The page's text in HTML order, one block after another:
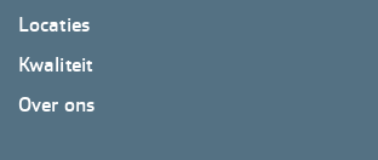
Locaties
Kwaliteit
Over ons